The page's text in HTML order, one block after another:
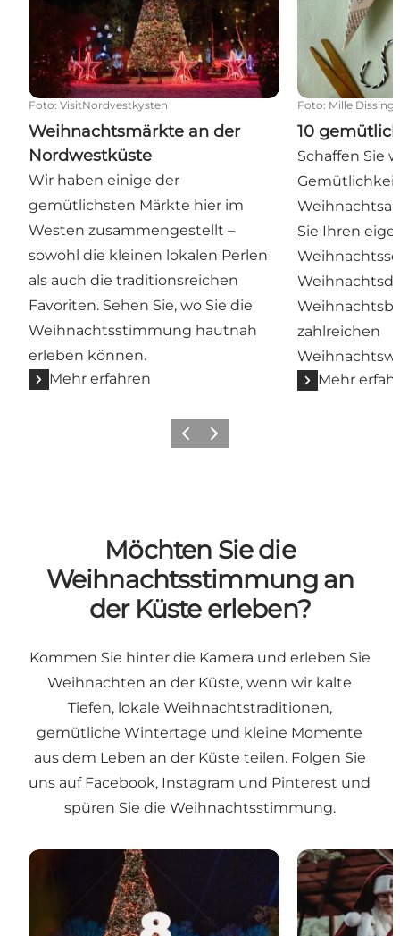
Foto: VisitNordvestkysten
Weihnachtsmärkte an der
Nordwestküste
Wir haben einige der
gemütlichsten Märkte hier im
Westen zusammengestellt –
sowohl die kleinen lokalen Perlen
als auch die traditionsreichen
Favoriten. Sehen Sie, wo Sie die
Weihnachtsstimmung hautnah
erleben können.
Mehr erfahren
Foto: Mille Dissing
10
Schaffen Sie
Sie Ihren
zahlreichen
Mehr
ZurückWeiter
Möchten Sie die
Weihnachtsstimmung an
der Küste erleben?
Kommen Sie hinter die Kamera und erleben Sie
Weihnachten an der Küste, wenn wir kalte
Tiefen, lokale Weihnachtstraditionen,
gemütliche Wintertage und kleine Momente
aus dem Leben an der Küste teilen. Folgen Sie
uns auf Facebook, Instagram und Pinterest und
spüren Sie die Weihnachtsstimmung.
Instagram Facebook